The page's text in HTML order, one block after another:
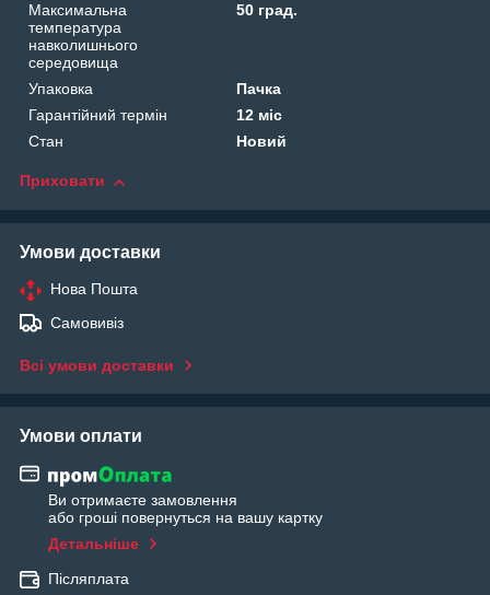
Максимальна
температура
навколишнього
середовища
50 град.
Упаковка
Пачка
Гарантійний термін
12 міс
Стан
Новий
Приховати
Умови доставки
Нова Пошта
Самовивіз
Всі умови доставки
Умови оплати
Ви отримаєте замовлення
або гроші повернуться на вашу картку
Детальніше
Післяплата